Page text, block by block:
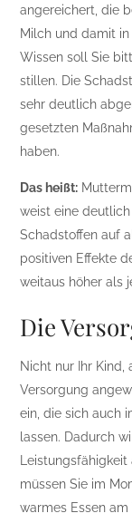
angereichert, die
Milch und damit
Wissen soll Sie
stillen. Die
sehr deutlich
gesetzten
haben.
Das heißt:
weist eine
Schadstoffen auf
positiven Effekte
weitaus höher als
Die
Nicht nur Ihr
Versorgung
ein, die sich auch
lassen. Dadurch
müssen Sie im
warmes Essen